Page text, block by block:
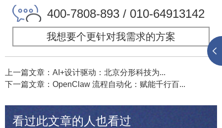
400-7808-893 / 010-64913142
我想要个更针对我需求的方案
上一篇文章：AI+设计驱动：北京分形科技为...
下一篇文章：OpenClaw 流程自动化：赋能千行百...
看过此文章的人也看过